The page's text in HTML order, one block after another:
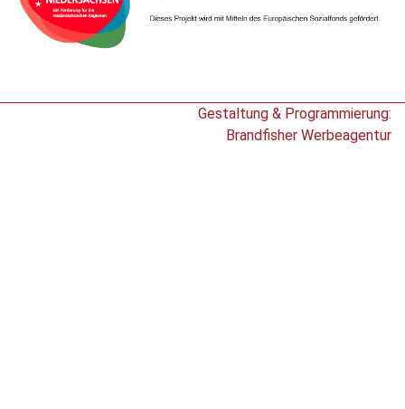
Gestaltung & Programmierung:
Brandfisher Werbeagentur